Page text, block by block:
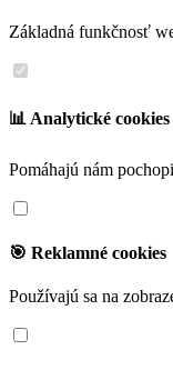
Základná funkčnosť
📊 Analytické cookies
Pomáhajú nám
🎯 Reklamné cookies
Používajú sa na